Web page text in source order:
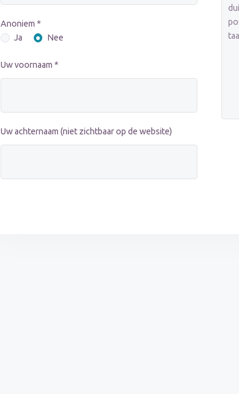
Anoniem *
Ja
Nee
Uw voornaam *
Uw achternaam (niet zichtbaar op de website)